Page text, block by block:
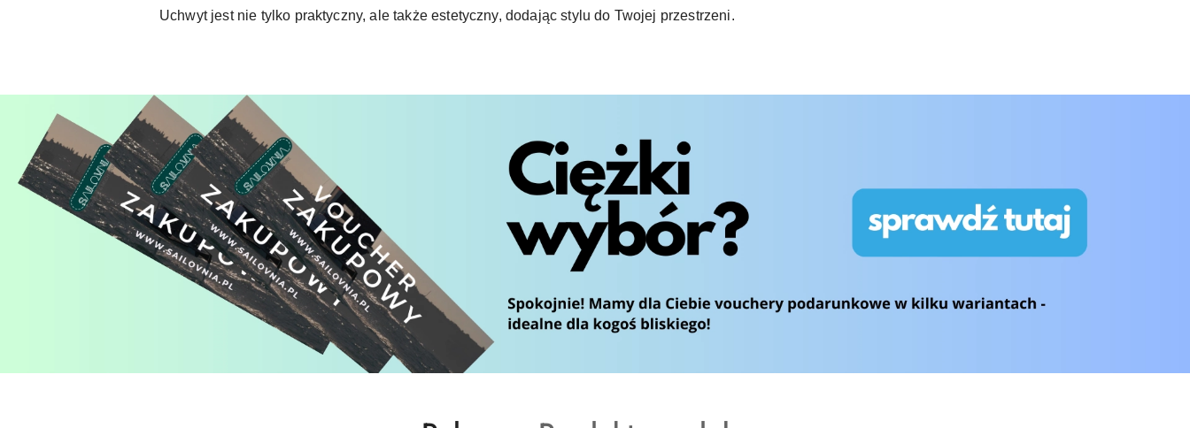
Uchwyt jest nie tylko praktyczny, ale także estetyczny, dodając stylu do Twojej przestrzeni.